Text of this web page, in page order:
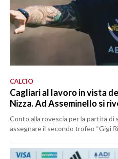
CALCIO
Cagliari al lavoro in vista
Nizza. Ad Asseminello si
Conto alla rovescia per la partita di
assegnare il secondo trofeo “Gigi